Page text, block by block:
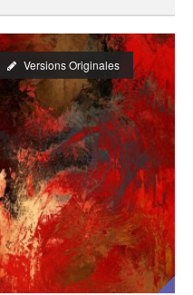
Versions Originales